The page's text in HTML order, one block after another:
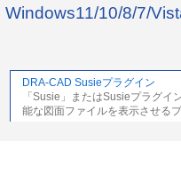
Windows11/10/8/7/
DRA-CAD Susieプラグイン
「Susie」またはSusieプラグ
能な図面ファイルを表示させる